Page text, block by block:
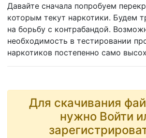
Давайте сначала попробуем
которым текут наркотики. Будем
на борьбу с контрабандой.
необходимость в тестировании
наркотиков постепенно само
Для скачивания
нужно Войти